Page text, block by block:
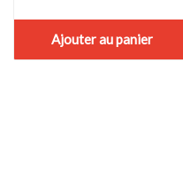
Ajouter au panier